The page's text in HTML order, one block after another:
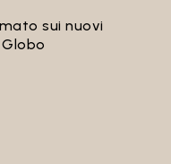
sui nuovi